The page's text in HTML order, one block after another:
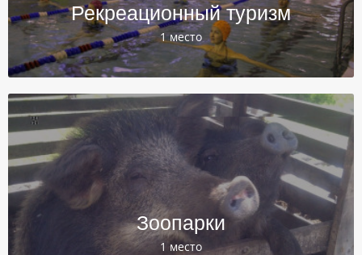
Рекреационный туризм
1 место
Зоопарки
1 место